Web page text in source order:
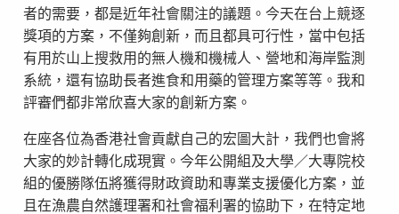
者的需要，都是近年社會關注的議題。今天在台上競逐
獎項的方案，不僅夠創新，而且都具可行性，當中包括
有用於山上搜救用的無人機和機械人、營地和海岸監測
系統，還有協助長者進食和用藥的管理方案等等。我和
評審們都非常欣喜大家的創新方案。
在座各位為香港社會貢獻自己的宏圖大計，我們也會將
大家的妙計轉化成現實。今年公開組及大學／大專院校
組的優勝隊伍將獲得財政資助和專業支援優化方案，並
且在漁農自然護理署和社會福利署的協助下，在特定地